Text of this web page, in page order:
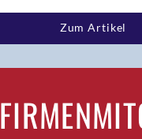
Zum Artikel